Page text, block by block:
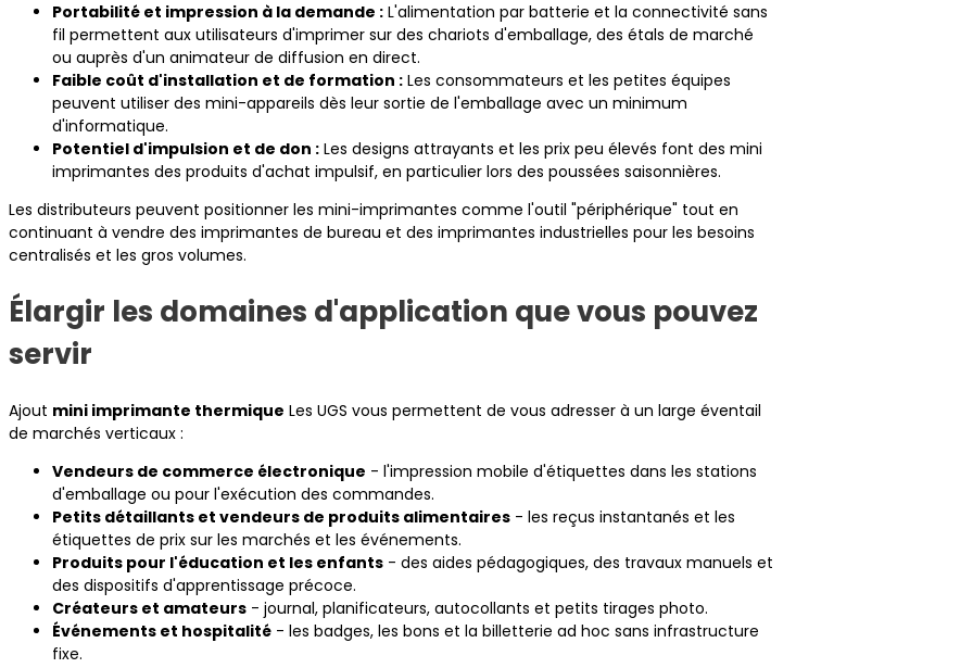
Portabilité et impression à la demande : L'alimentation par batterie et la connectivité sans
fil permettent aux utilisateurs d'imprimer sur des chariots d'emballage, des étals de marché
ou auprès d'un animateur de diffusion en direct.
Faible coût d'installation et de formation : Les consommateurs et les petites équipes
peuvent utiliser des mini-appareils dès leur sortie de l'emballage avec un minimum
d'informatique.
Potentiel d'impulsion et de don : Les designs attrayants et les prix peu élevés font des mini
imprimantes des produits d'achat impulsif, en particulier lors des poussées saisonnières.
Les distributeurs peuvent positionner les mini-imprimantes comme l'outil "périphérique" tout en
continuant à vendre des imprimantes de bureau et des imprimantes industrielles pour les besoins
centralisés et les gros volumes.
Élargir les domaines d'application que vous pouvez
servir
Ajout mini imprimante thermique Les UGS vous permettent de vous adresser à un large éventail
de marchés verticaux :
Vendeurs de commerce électronique - l'impression mobile d'étiquettes dans les stations
d'emballage ou pour l'exécution des commandes.
Petits détaillants et vendeurs de produits alimentaires - les reçus instantanés et les
étiquettes de prix sur les marchés et les événements.
Produits pour l'éducation et les enfants - des aides pédagogiques, des travaux manuels et
des dispositifs d'apprentissage précoce.
Créateurs et amateurs - journal, planificateurs, autocollants et petits tirages photo.
Événements et hospitalité - les badges, les bons et la billetterie ad hoc sans infrastructure
fixe.